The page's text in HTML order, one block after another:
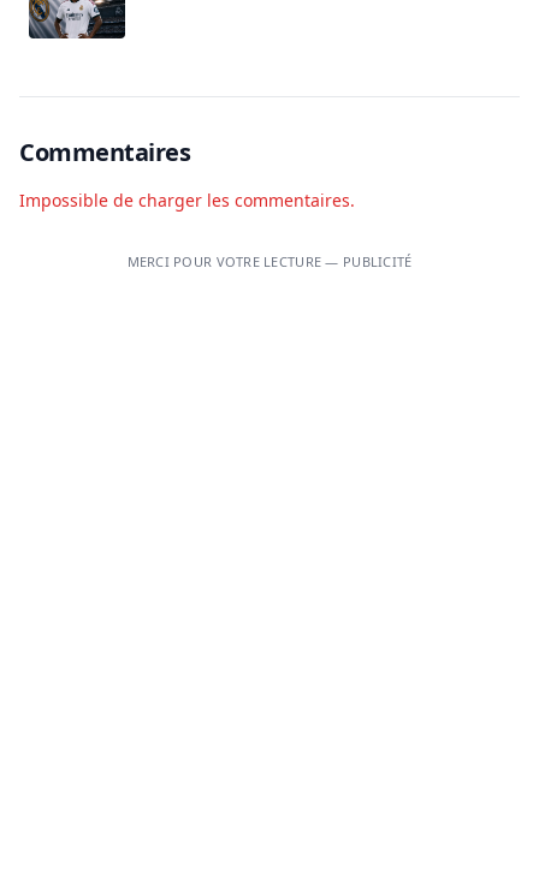
Commentaires
Impossible de charger les commentaires.
MERCI POUR VOTRE LECTURE — PUBLICITÉ